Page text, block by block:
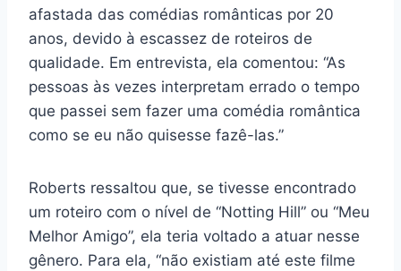
afastada das comédias românticas por 20
anos, devido à escassez de roteiros de
qualidade. Em entrevista, ela comentou: “As
pessoas às vezes interpretam errado o tempo
que passei sem fazer uma comédia romântica
como se eu não quisesse fazê-las.”
Roberts ressaltou que, se tivesse encontrado
um roteiro com o nível de “Notting Hill” ou “Meu
Melhor Amigo”, ela teria voltado a atuar nesse
gênero. Para ela, “não existiam até este filme